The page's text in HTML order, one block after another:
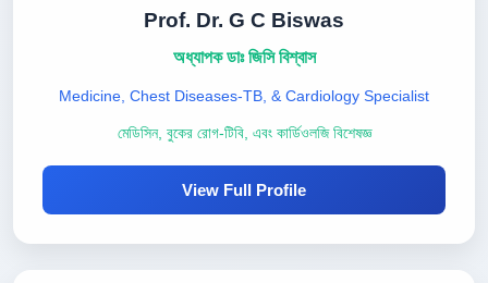
Prof. Dr. G C Biswas
অধ্যাপক ডাঃ জিসি বিশ্বাস
Medicine, Chest Diseases-TB, & Cardiology Specialist
মেডিসিন, বুকের রোগ-টিবি, এবং কার্ডিওলজি বিশেষজ্ঞ
View Full Profile